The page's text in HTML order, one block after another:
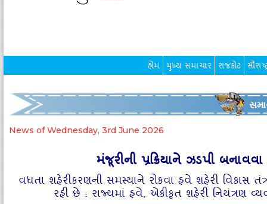
હોમ મુખ્ય સમાચાર રાજકોટ
News of Wednesday, 3rd June 2026
મંજૂરીની પ્રક્રિયાને ઝડપી
વધતા શહેરીકરણની સમસ્‍યાને રોકવા હવે શહેરી વિકાસ
રહી છે : રાજ્‍યમાં હવે, એકીકૃત શહેરી નિયંત્રણ